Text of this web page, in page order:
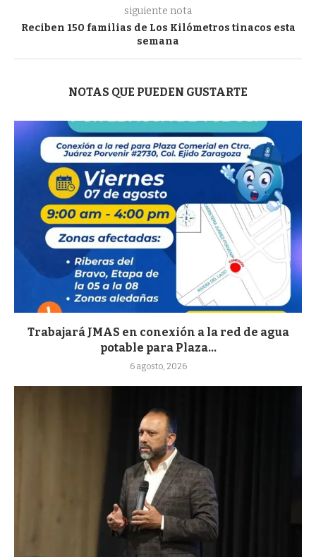
siguiente nota
Reciben 150 familias de Los Kilómetros tinacos esta
semana
NOTAS QUE PUEDEN GUSTARTE
Trabajará JMAS en conexión a la red de agua
potable para Plaza...
6 agosto, 2026